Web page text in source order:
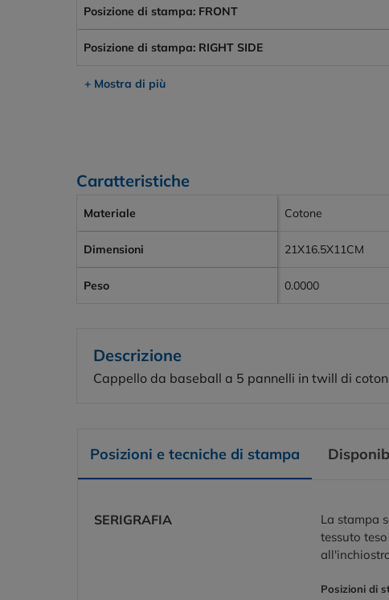
Posizione di stampa: FRONT
Posizione di stampa: RIGHT SIDE
+ Mostra di più
Caratteristiche
Materiale Cotone
Dimensioni 21X16.5X11CM
Peso 0.0000
Descrizione
Cappello da baseball a 5 pannelli in twill di
Posizioni e tecniche di stampa
SERIGRAFIA
La stampa
tessuto
Posizioni di